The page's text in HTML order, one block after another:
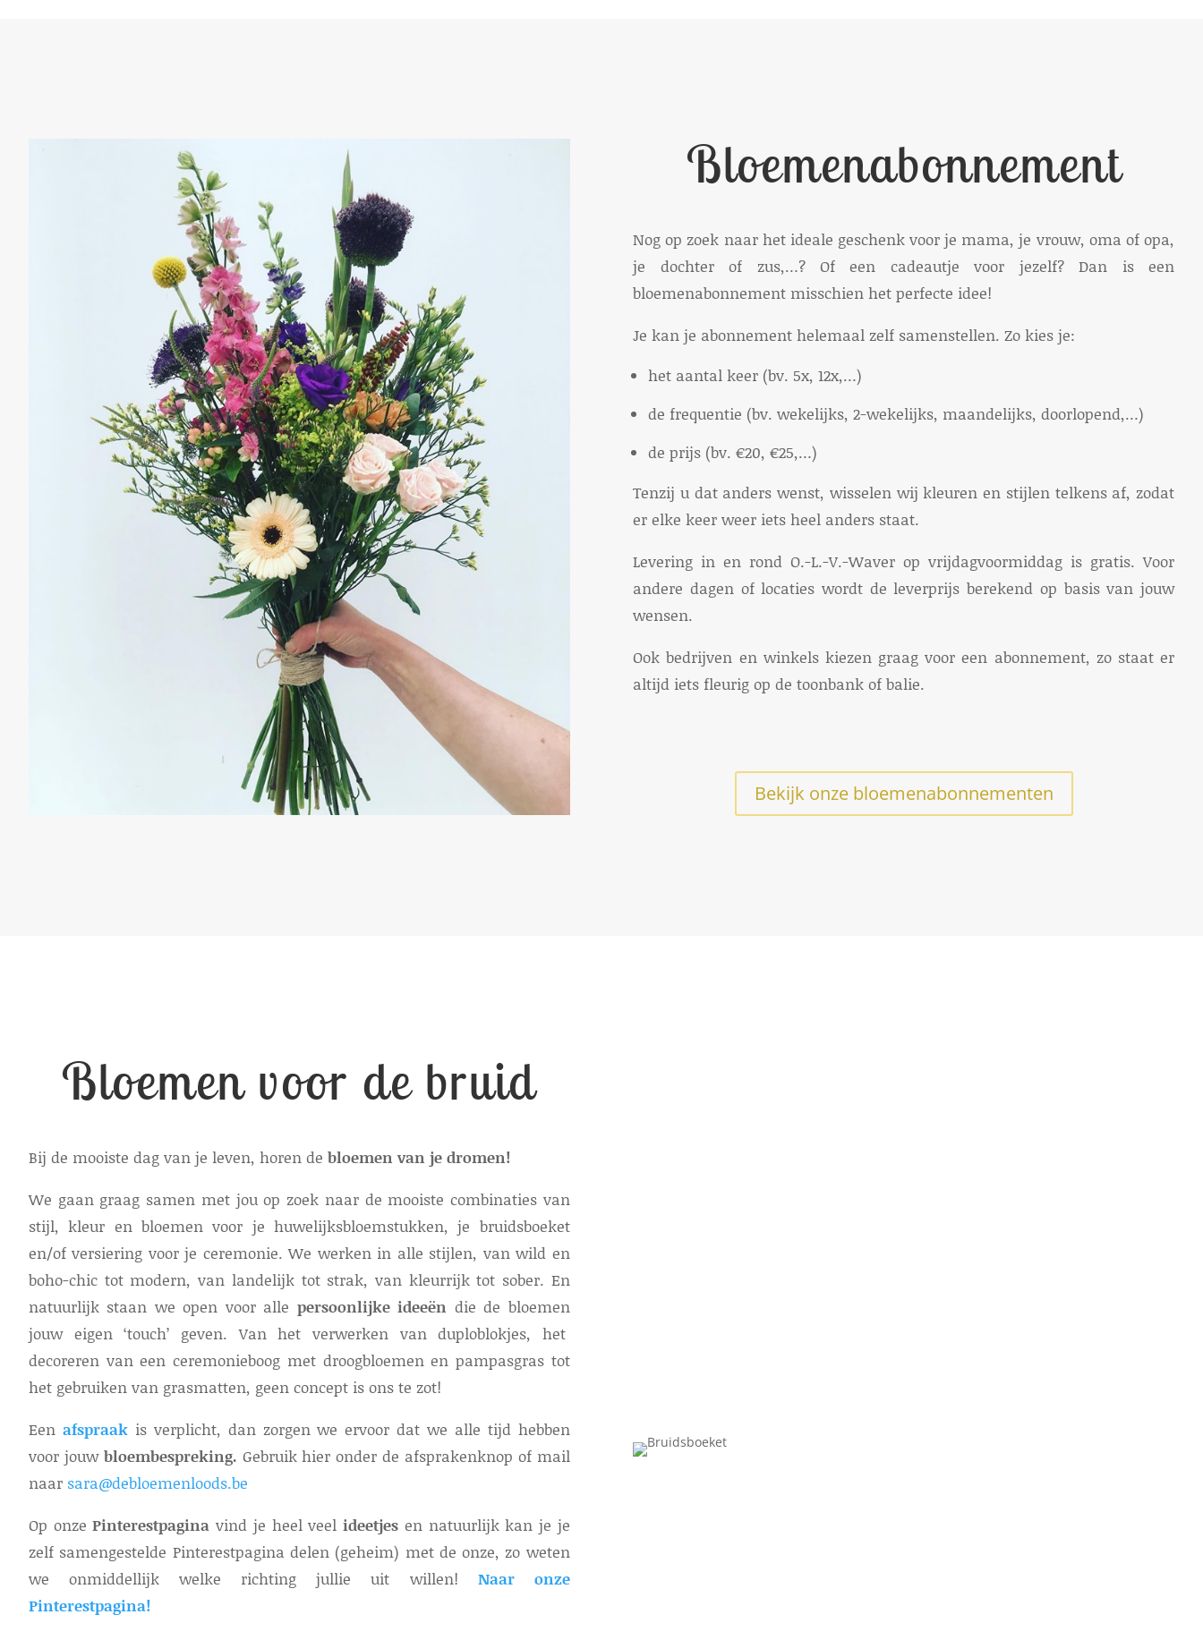
Bloemenabonnement
Nog op zoek naar het ideale geschenk voor je mama, je vrouw, oma of opa,
je dochter of zus,…? Of een cadeautje voor jezelf? Dan is een
bloemenabonnement misschien het perfecte idee!
Je kan je abonnement helemaal zelf samenstellen. Zo kies je:
het aantal keer (bv. 5x, 12x,…)
de frequentie (bv. wekelijks, 2-wekelijks, maandelijks, doorlopend,…)
de prijs (bv. €20, €25,…)
Tenzij u dat anders wenst, wisselen wij kleuren en stijlen telkens af, zodat
er elke keer weer iets heel anders staat.
Levering in en rond O.-L.-V.-Waver op vrijdagvoormiddag is gratis. Voor
andere dagen of locaties wordt de leverprijs berekend op basis van jouw
wensen.
Ook bedrijven en winkels kiezen graag voor een abonnement, zo staat er
altijd iets fleurig op de toonbank of balie.
Bekijk onze bloemenabonnementen
Bloemen voor de bruid
Bij de mooiste dag van je leven, horen de bloemen van je dromen!
We gaan graag samen met jou op zoek naar de mooiste combinaties van
stijl, kleur en bloemen voor je huwelijksbloemstukken, je bruidsboeket
en/of versiering voor je ceremonie. We werken in alle stijlen, van wild en
boho-chic tot modern, van landelijk tot strak, van kleurrijk tot sober. En
natuurlijk staan we open voor alle persoonlijke ideeën die de bloemen
jouw eigen ‘touch’ geven. Van het verwerken van duploblokjes, het
decoreren van een ceremonieboog met droogbloemen en pampasgras tot
het gebruiken van grasmatten, geen concept is ons te zot!
Een afspraakis verplicht, dan zorgen we ervoor dat we alle tijd hebben
voor jouw bloembespreking. Gebruik hier onder de afsprakenknop of mail
naar sara@debloemenloods.be
Op onzePinterestpagina vind je heel veelideetjes en natuurlijk kan je je
zelf samengestelde Pinterestpagina delen (geheim) met de onze, zo weten
we onmiddellijk welke richting jullie uit willen! Naar onze
Pinterestpagina!